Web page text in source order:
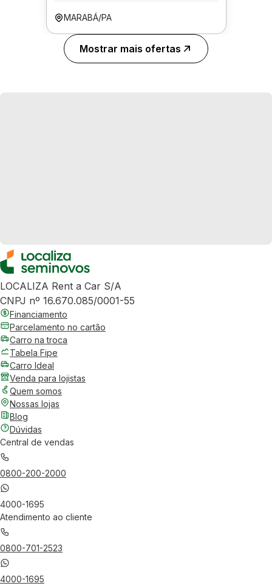
MARABÁ/PA
Mostrar mais ofertas
LOCALIZA Rent a Car S/A
CNPJ nº 16.670.085/0001-55
Financiamento
Parcelamento no cartão
Carro na troca
Tabela Fipe
Carro Ideal
Venda para lojistas
Quem somos
Nossas lojas
Blog
Dúvidas
Central de vendas
0800-200-2000
4000-1695
Atendimento ao cliente
0800-701-2523
4000-1695